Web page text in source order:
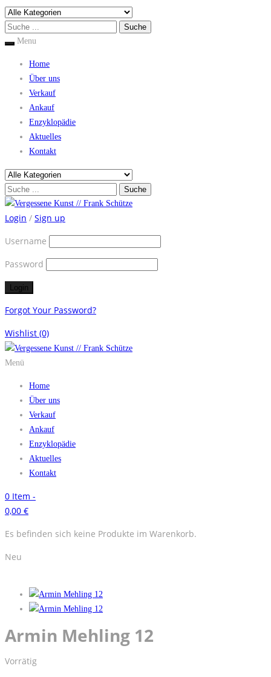
Menu
Home
Über uns
Verkauf
Ankauf
Enzyklopädie
Aktuelles
Kontakt
Login / Sign up
Username
Password
Forgot Your Password?
Wishlist (0)
Menü
Home
Über uns
Verkauf
Ankauf
Enzyklopädie
Aktuelles
Kontakt
0 Item -
0,00 €
Es befinden sich keine Produkte im Warenkorb.
Neu
Armin Mehling 12
Vorrätig